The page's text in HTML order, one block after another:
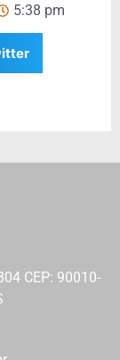
5:38 pm
CEP: 90010-